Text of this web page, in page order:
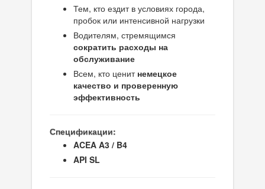
Тем, кто ездит в условиях города,
пробок или интенсивной нагрузки
Водителям, стремящимся
сократить расходы на
обслуживание
Всем, кто ценит немецкое
качество и проверенную
эффективность
Спецификации:
ACEA A3 / B4
API SL